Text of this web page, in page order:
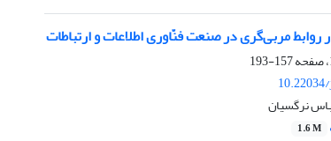
روابط مربی‌گری در صنعت فنّاوری اطلاعات و ارتباطات
157-193
نرگسیان
1.6 M